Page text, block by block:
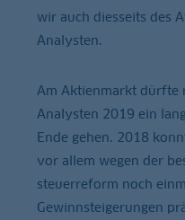
wir auch diesseits des
Analysten.
Am Aktienmarkt dürfte
Analysten 2019 ein
Ende gehen. 2018
vor allem wegen der
steuerreform noch
Gewinnsteigerungen